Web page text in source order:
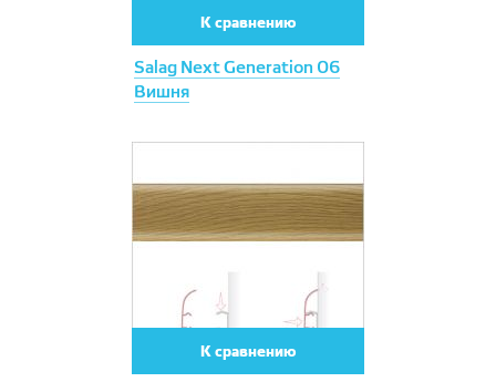
Salag Next Generation 06
Вишня
К сравнению
К сравнению